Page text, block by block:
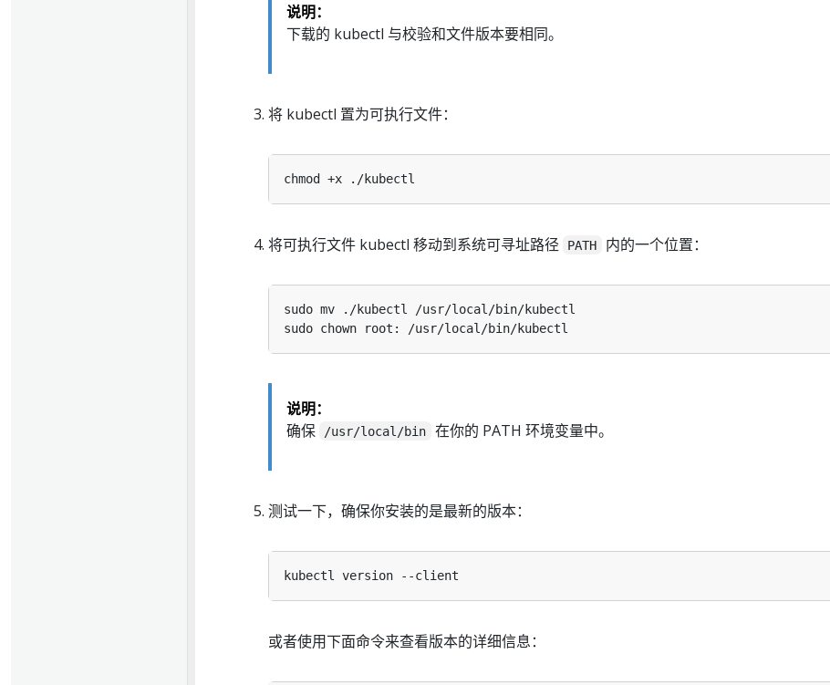
说明：
下载的 kubectl 与校验和文件版本要相同。
将 kubectl 置为可执行文件：
将可执行文件 kubectl 移动到系统可寻址路径 PATH 内的一个位置：
说明：
确保
/usr/local/bin 在你的 PATH 环境变量中。
测试一下，确保你安装的是最新的版本：
或者使用下面命令来查看版本的详细信息：